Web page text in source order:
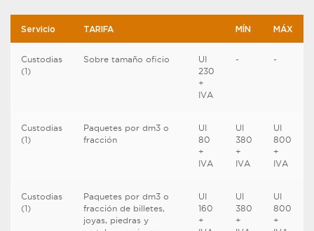
Servicio TARIFA MÍN MÁX
Custodias
(1)
Sobre tamaño oficio
UI
230
+
IVA
- -
Custodias
(1)
Paquetes por dm3 o
fracción
UI
80
+
IVA
UI
380
+
IVA
UI
800
+
IVA
Custodias
(1)
Paquetes por dm3 o
fracción de billetes,
joyas, piedras y
UI
160
+
UI
380
+
UI
800
+